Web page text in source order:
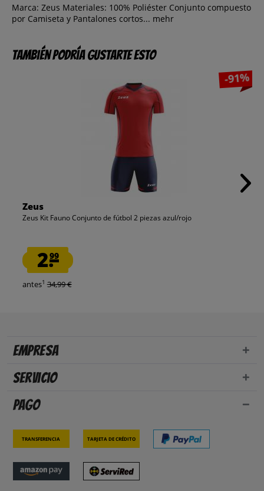
Marca: Zeus Materiales: 100% Poliéster Conjunto compuesto
por Camiseta y Pantalones cortos... mehr
También podría gustarte esto
-91%
Zeus
Zeus Kit Fauno Conjunto de fútbol 2 piezas azul/rojo
2.99
antes1 34,99 €
Empresa
Servicio
Pago
Transferencia Tarjeta de crédito